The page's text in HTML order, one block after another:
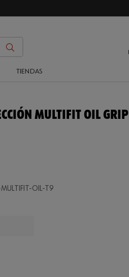
TIENDAS
MULTIFIT OIL GRIP
OIL-T9